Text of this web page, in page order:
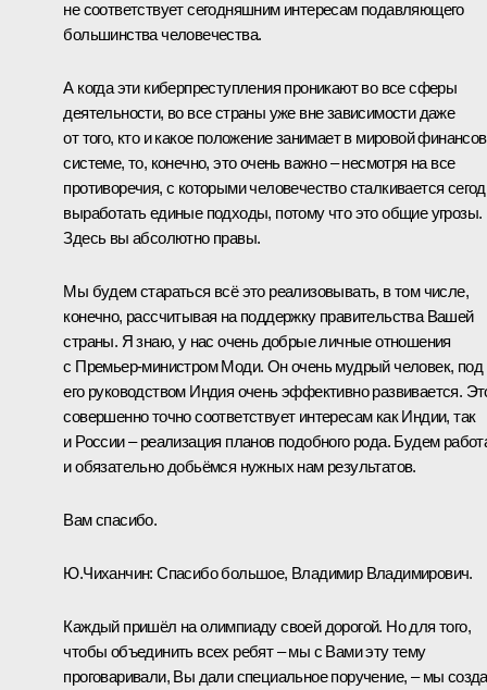
не соответствует сегодняшним интересам подавляющего
большинства человечества.
А когда эти киберпреступления проникают во все сферы
деятельности, во все страны уже вне зависимости даже
от того, кто и какое положение занимает в мировой
системе, то, конечно, это очень важно – несмотря на все
противоречия, с которыми человечество сталкивается
выработать единые подходы, потому что это общие угрозы.
Здесь вы абсолютно правы.
Мы будем стараться всё это реализовывать, в том числе,
конечно, рассчитывая на поддержку правительства Вашей
страны. Я знаю, у нас очень добрые личные отношения
с Премьер-министром Моди. Он очень мудрый человек, под
его руководством Индия очень эффективно развивается.
совершенно точно соответствует интересам как Индии, так
и России – реализация планов подобного рода. Будем
и обязательно добьёмся нужных нам результатов.
Вам спасибо.
Ю.Чиханчин: Спасибо большое, Владимир Владимирович.
Каждый пришёл на олимпиаду своей дорогой. Но для того,
чтобы объединить всех ребят – мы с Вами эту тему
проговаривали, Вы дали специальное поручение, – мы